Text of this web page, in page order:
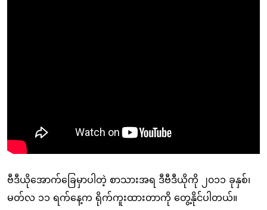
ဗီဒီယိုအောက်ခြေမှာပါတဲ့ စာသားအရ ဒီဗီဒီယိုကို ၂၀၁၁ ခုနှစ်၊
မတ်လ ၁၁ ရက်နေ့က ရိုက်ကူးထားတာကို တွေ့နိုင်ပါတယ်။